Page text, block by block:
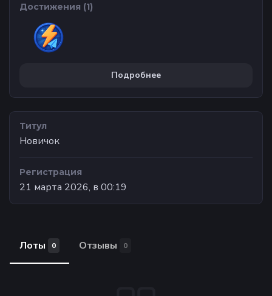
Достижения (1)
Подробнее
Титул
Новичок
Регистрация
21 марта 2026, в 00:19
Лоты 0 Отзывы 0